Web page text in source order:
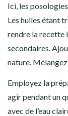
Ici, les
Les huiles étant
rendre la recette
secondaires.
nature. Mélangez
Employez la
agir pendant un
avec de l’eau